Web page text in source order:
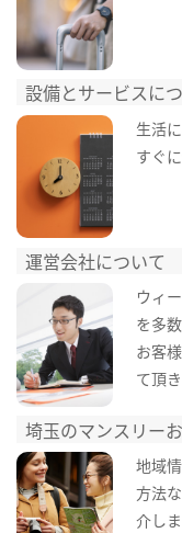
設備とサービスに
生活
すぐ
運営会社について
ウィ
を多
お客
て頂き
埼玉のマンスリー
地域
方法
介しま